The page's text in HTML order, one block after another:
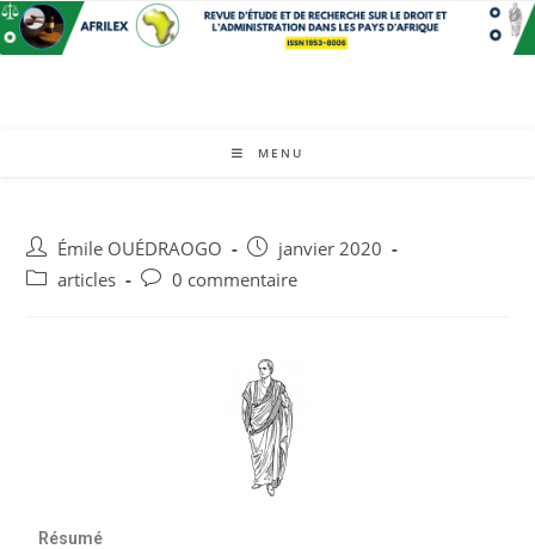
MENU
Émile OUÉDRAOGO
janvier 2020
articles
0 commentaire
Résumé